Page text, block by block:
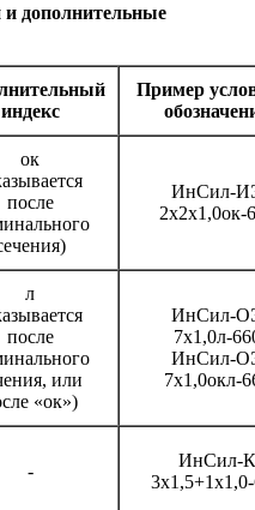
дополнительные
индекс
Пример
ок
после
ИнСил-
2х2х1,0ок-
л
после
или
«ок»)
ИнСил-
7х1,0л-
ИнСил-
7х1,0окл-
-
ИнСил-К